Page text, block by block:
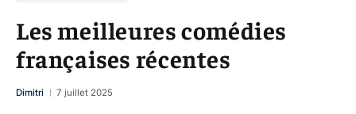
Les meilleures comédies
françaises récentes
Dimitri 7 juillet 2025